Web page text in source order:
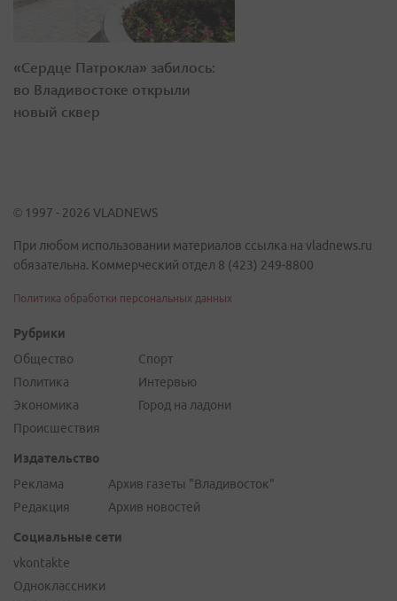
«Сердце Патрокла» забилось:
во Владивостоке открыли
новый сквер
© 1997 - 2026 VLADNEWS
При любом использовании материалов ссылка на vladnews.ru
обязательна. Коммерческий отдел 8 (423) 249-8800
Политика обработки персональных данных
Рубрики
Общество
Политика
Экономика
Происшествия
Спорт
Интервью
Город на ладони
Издательство
Реклама
Редакция
Архив газеты "Владивосток"
Архив новостей
Социальные сети
vkontakte
Одноклассники